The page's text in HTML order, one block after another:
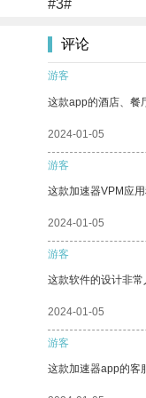
#3#
评论
游客
这款app的酒店、餐
2024-01-05
游客
这款加速器VPM应
2024-01-05
游客
这款软件的设计非常
2024-01-05
游客
这款加速器app的客